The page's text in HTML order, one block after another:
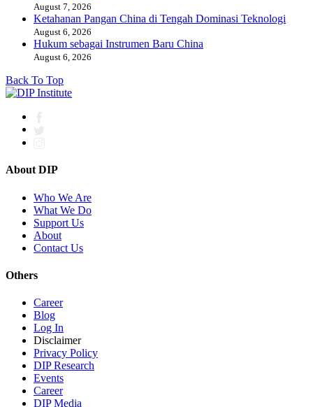
August 7, 2026
Ketahanan Pangan China di Tengah Dominasi Teknologi
August 6, 2026
Hukum sebagai Instrumen Baru China
August 6, 2026
Back To Top
About DIP
Who We Are
What We Do
Support Us
About
Contact Us
Others
Career
Blog
Log In
Disclaimer
Privacy Policy
DIP Research
Events
Career
DIP Media